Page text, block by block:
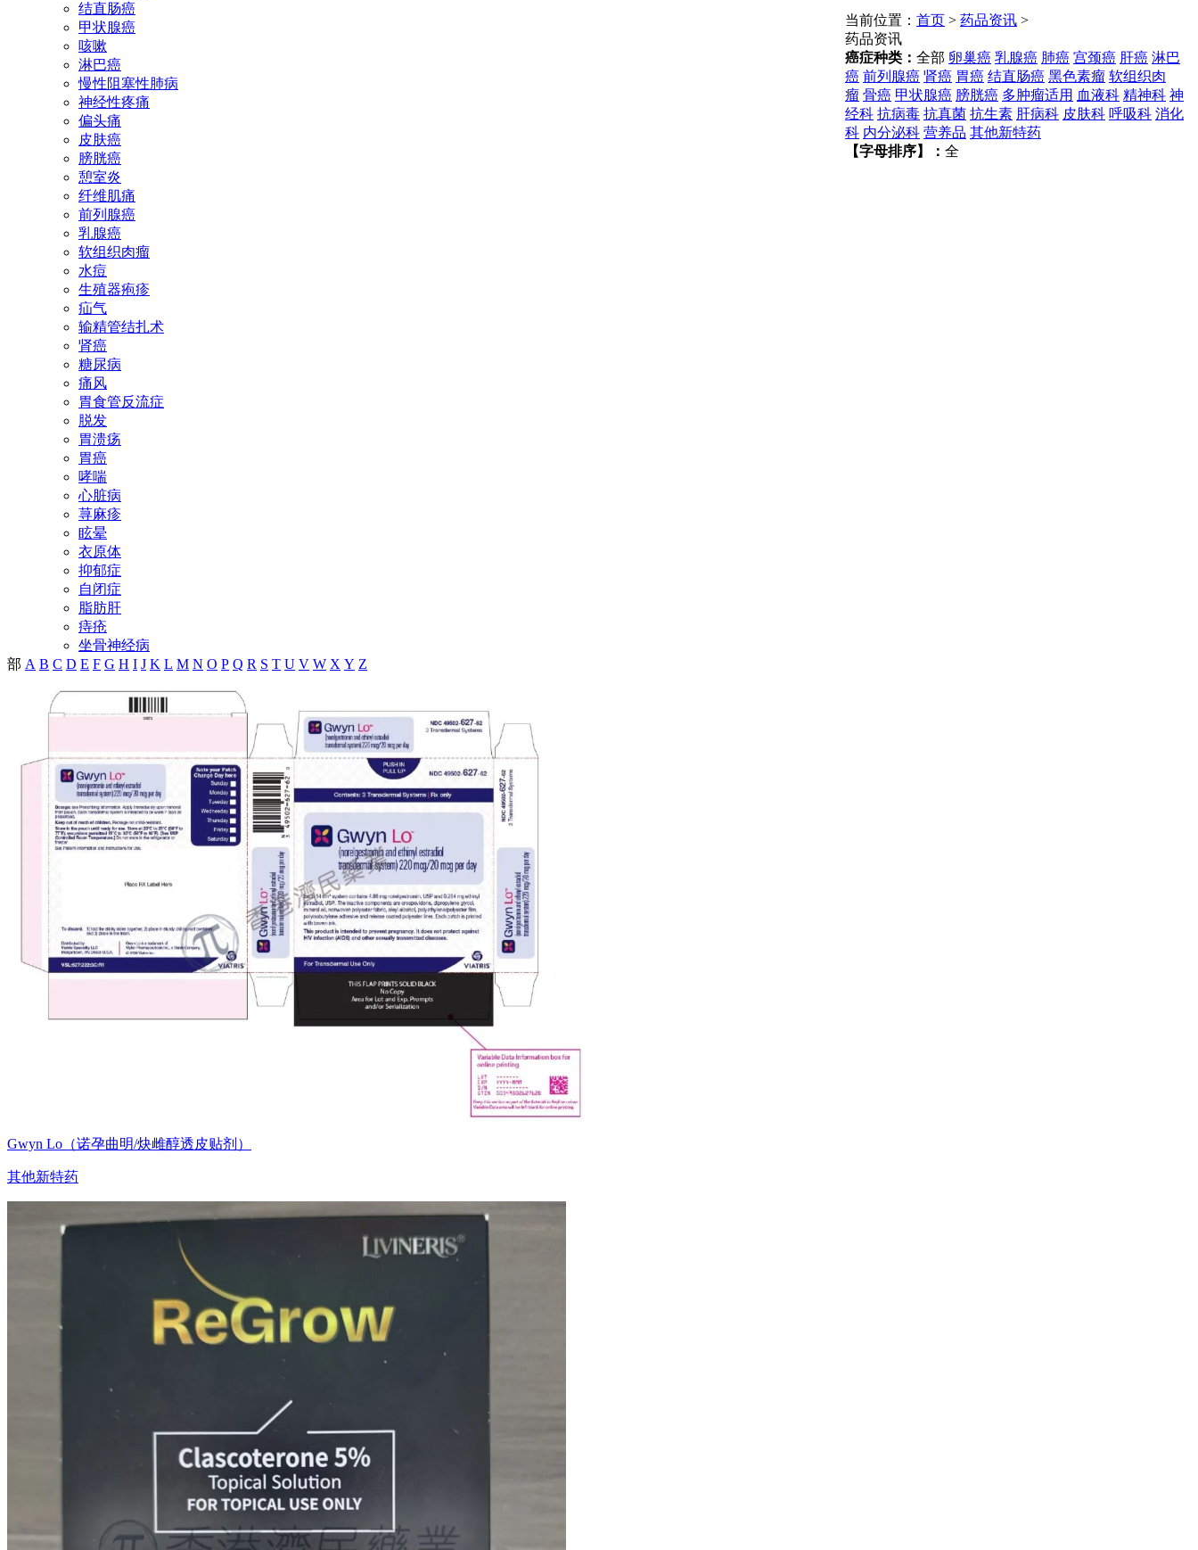
结直肠癌
甲状腺癌
咳嗽
淋巴癌
慢性阻塞性肺病
神经性疼痛
偏头痛
皮肤癌
膀胱癌
憩室炎
纤维肌痛
前列腺癌
乳腺癌
软组织肉瘤
水痘
生殖器疱疹
疝气
输精管结扎术
肾癌
糖尿病
痛风
胃食管反流症
脱发
胃溃疡
胃癌
哮喘
心脏病
荨麻疹
眩晕
衣原体
抑郁症
自闭症
脂肪肝
痔疮
坐骨神经病
当前位置： 首页 > 药品资讯 >
药品资讯
癌症种类： 全部 卵巢癌 乳腺癌 肺癌 宫颈癌 肝癌 淋巴
癌 前列腺癌 肾癌 胃癌 结直肠癌 黑色素瘤 软组织肉
瘤 骨癌 甲状腺癌 膀胱癌 多肿瘤适用 血液科 精神科 神
经科 抗病毒 抗真菌 抗生素 肝病科 皮肤科 呼吸科 消化
科 内分泌科 营养品 其他新特药
【字母排序】： 全
部 A B C D E F G H I J K L M N O P Q R S T U V W X Y Z
Gwyn Lo（诺孕曲明/炔雌醇透皮贴剂）
其他新特药